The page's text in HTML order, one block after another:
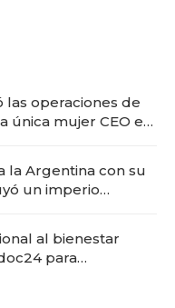
las operaciones de
única mujer CEO en
la Argentina con su
un imperio
al bienestar
para